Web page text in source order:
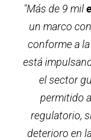
"Más de 9 mil
un marco con
conforme a
está
el sector
permitido
regulatorio,
deterioro en